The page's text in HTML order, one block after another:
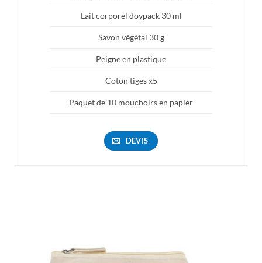
Lait corporel doypack 30 ml
Savon végétal 30 g
Peigne en plastique
Coton tiges x5
Paquet de 10 mouchoirs en papier
DEVIS